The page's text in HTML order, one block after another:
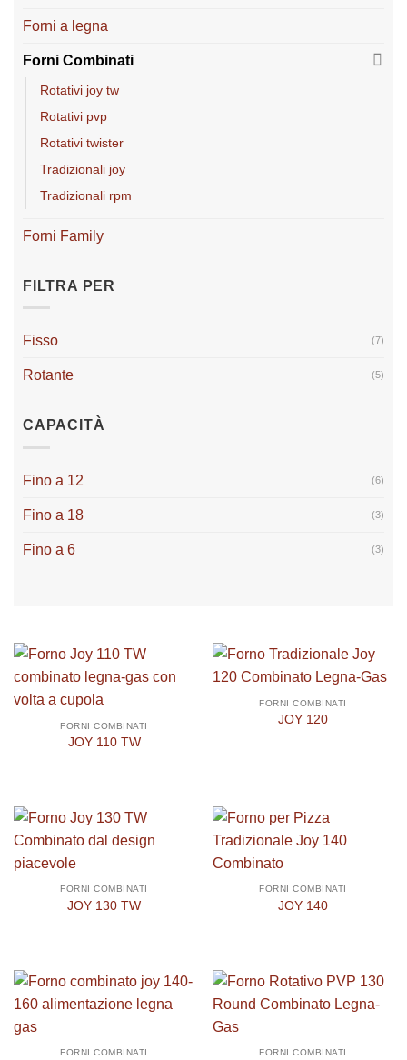
Forni a legna
Forni Combinati
rotativi joy tw
rotativi pvp
rotativi twister
tradizionali joy
tradizionali rpm
Forni Family
FILTRA PER
Fisso (7)
Rotante (5)
CAPACITÀ
Fino a 12 (6)
Fino a 18 (3)
Fino a 6 (3)
FORNI COMBINATI
JOY 110 TW
FORNI COMBINATI
JOY 120
FORNI COMBINATI
JOY 130 TW
FORNI COMBINATI
JOY 140
FORNI COMBINATI FORNI COMBINATI